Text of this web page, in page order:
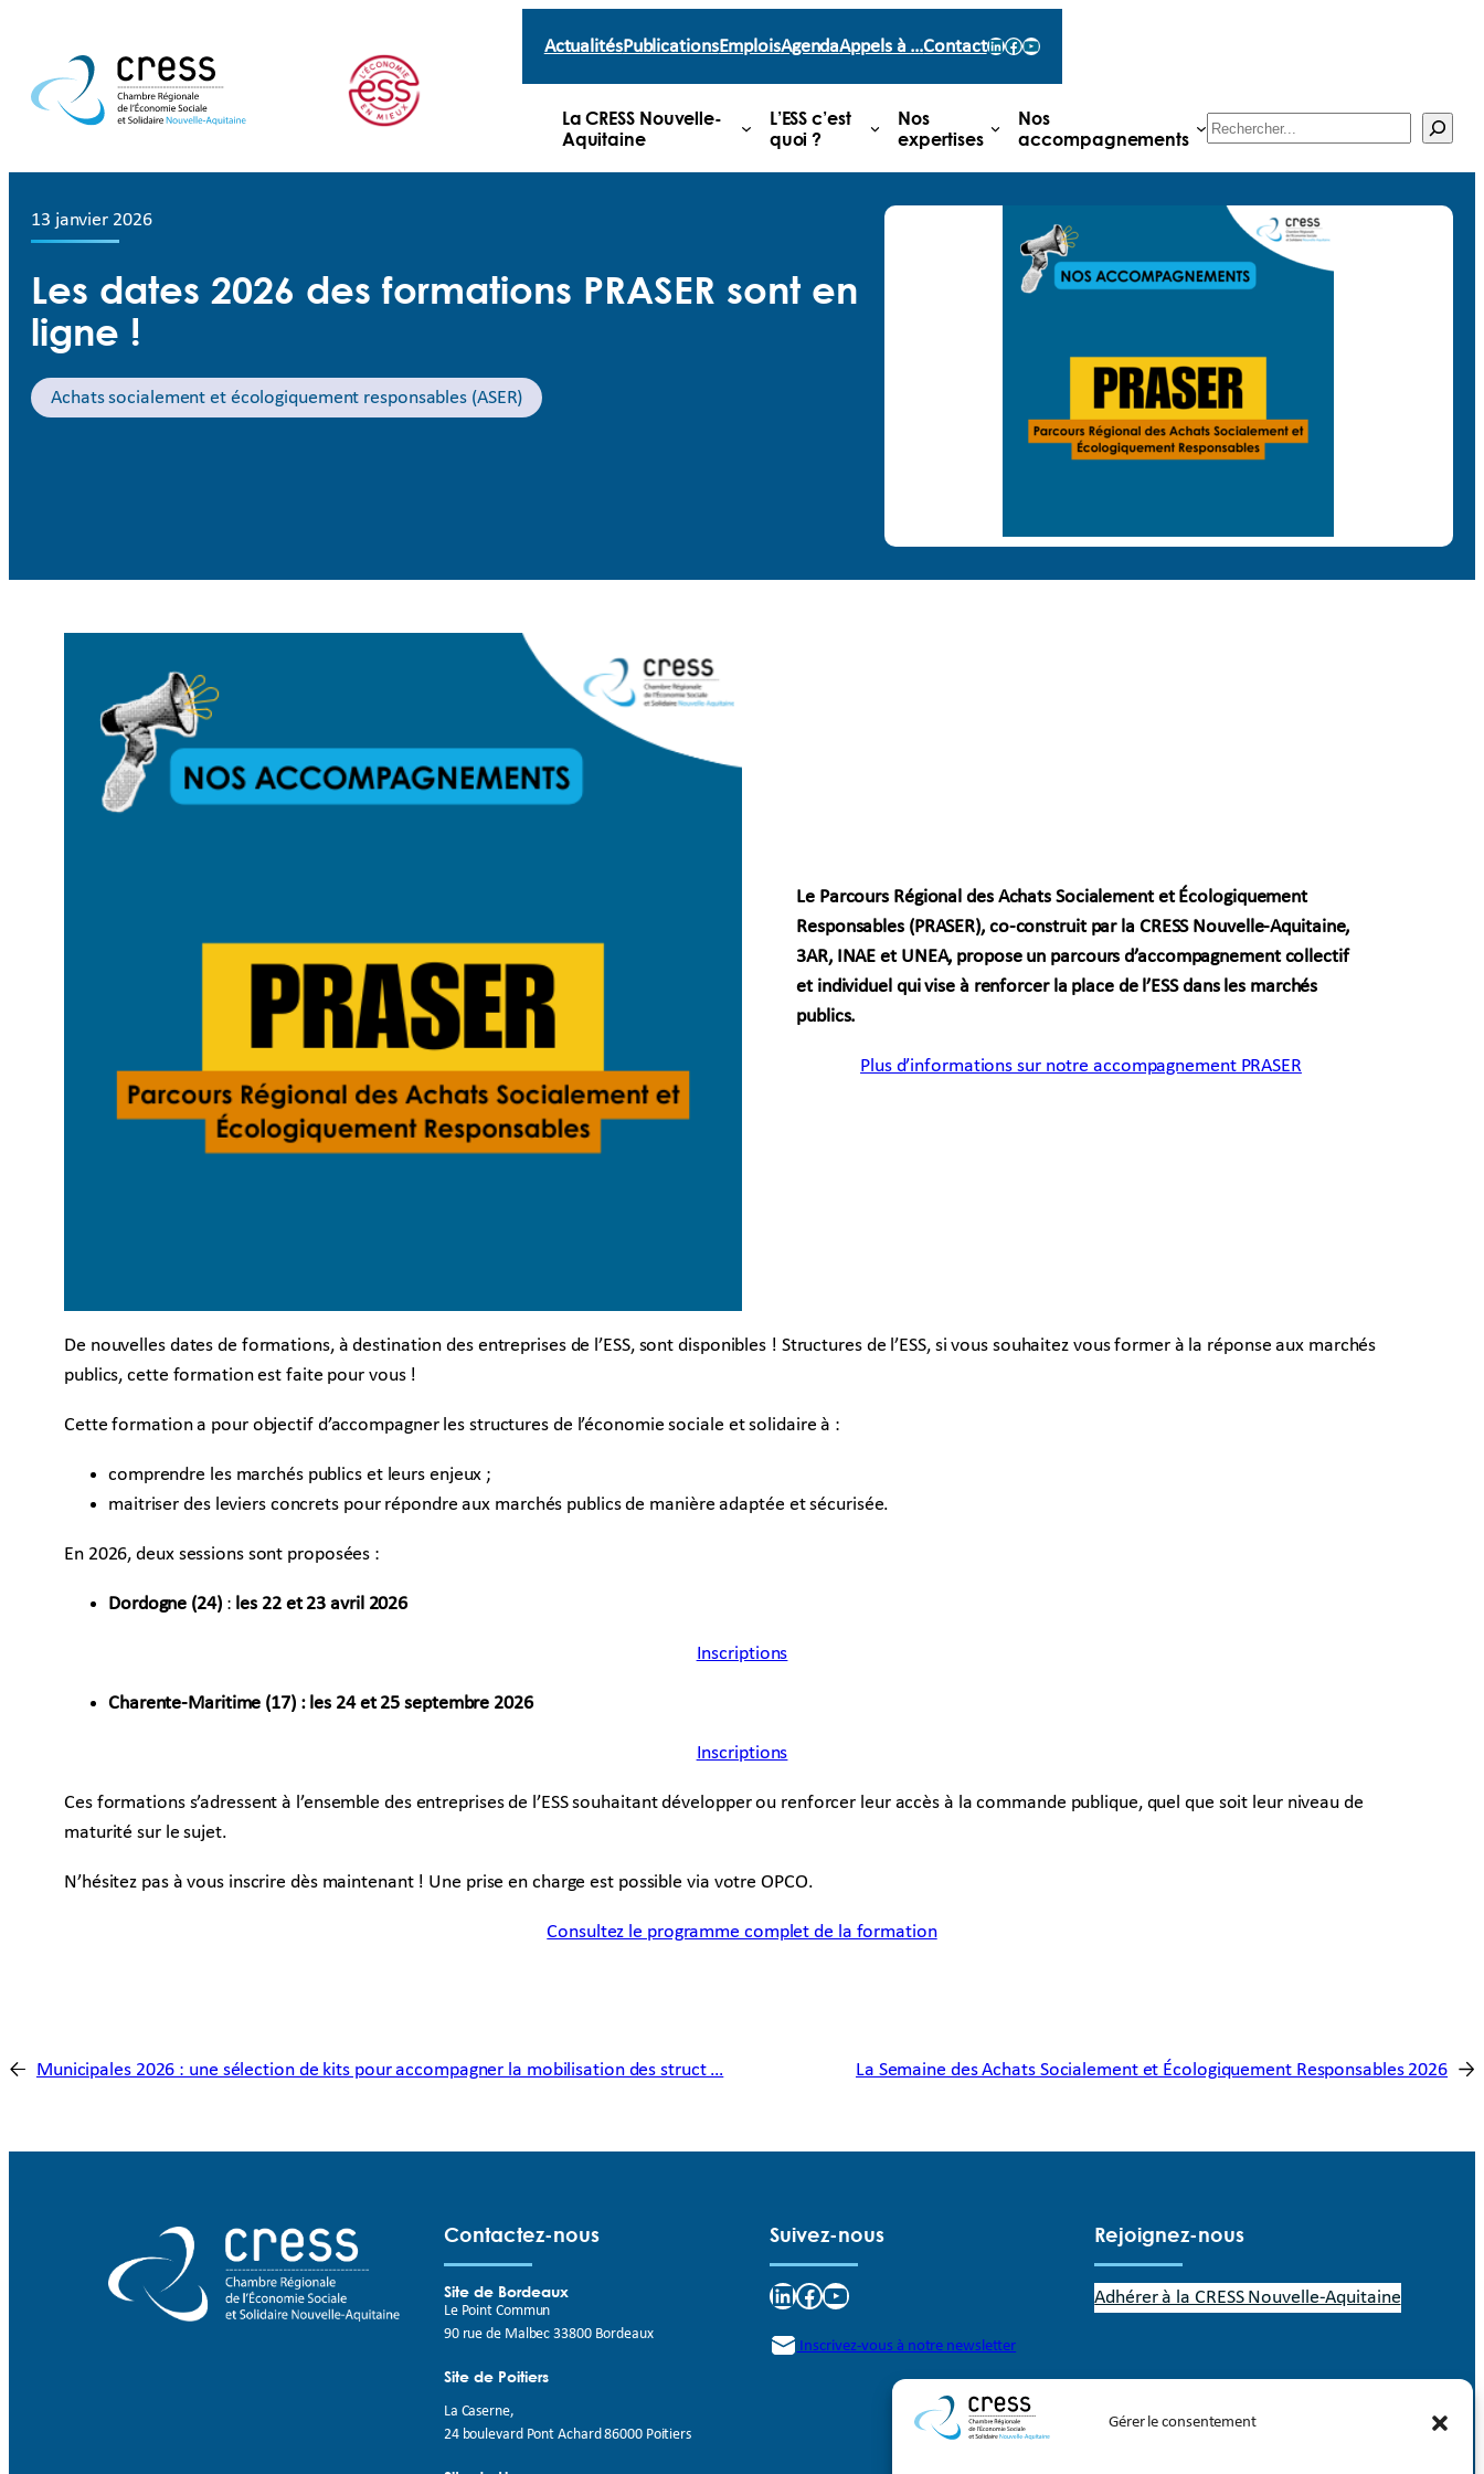
Gérer le consentement
ActualitésPublicationsEmploisAgendaAppels à …ContactLinkedIn
Facebook
YouTube
La CRESS Nouvelle-
Aquitaine
L’ESS c’est
quoi ?
Nos
expertises
Nos
accompagnements
Rechercher
13 janvier 2026
Les dates 2026 des formations PRASER sont en
ligne !
Achats socialement et écologiquement responsables (ASER)
Le Parcours Régional des Achats Socialement et Écologiquement
Responsables (PRASER), co-construit par la CRESS Nouvelle-Aquitaine,
3AR, INAE et UNEA, propose un parcours d’accompagnement collectif
et individuel qui vise à renforcer la place de l’ESS dans les marchés
publics.
Plus d’informations sur notre accompagnement PRASER
De nouvelles dates de formations, à destination des entreprises de l’ESS, sont disponibles ! Structures de l’ESS, si vous souhaitez vous former à la réponse aux marchés
publics, cette formation est faite pour vous !
Cette formation a pour objectif d’accompagner les structures de l’économie sociale et solidaire à :
comprendre les marchés publics et leurs enjeux ;
maitriser des leviers concrets pour répondre aux marchés publics de manière adaptée et sécurisée.
En 2026, deux sessions sont proposées :
Dordogne (24): les 22 et 23 avril 2026
Inscriptions
Charente-Maritime (17) : les 24 et 25 septembre 2026
Inscriptions
Ces formations s’adressent à l’ensemble des entreprises de l’ESS souhaitant développer ou renforcer leur accès à la commande publique, quel que soit leur niveau de
maturité sur le sujet.
N’hésitez pas à vous inscrire dès maintenant ! Une prise en charge est possible via votre OPCO.
Consultez le programme complet de la formation
← Municipales 2026 : une sélection de kits pour accompagner la mobilisation des struct … La Semaine des Achats Socialement et Écologiquement Responsables 2026 →
Contactez-nous
Site de Bordeaux
Le Point Commun
90 rue de Malbec 33800 Bordeaux
Site de Poitiers
La Caserne,
24 boulevard Pont Achard 86000 Poitiers
Suivez-nous
LinkedIn Facebook YouTube
Inscrivez-vous à notre newsletter
Rejoignez-nous
Adhérer à la CRESS Nouvelle-Aquitaine